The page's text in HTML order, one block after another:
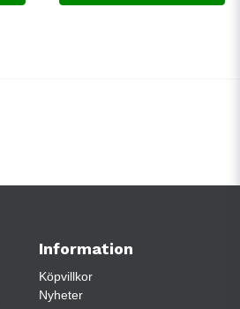
Information
Köpvillkor
Nyheter